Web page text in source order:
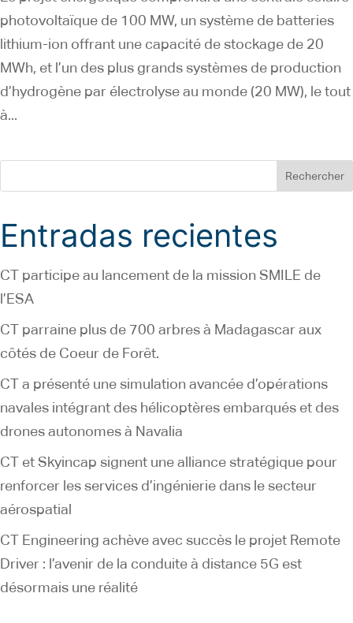
photovoltaïque de 100 MW, un système de batteries
lithium-ion offrant une capacité de stockage de 20
MWh, et l’un des plus grands systèmes de production
d’hydrogène par électrolyse au monde (20 MW), le tout
à...
Rechercher
Entradas recientes
CT participe au lancement de la mission SMILE de
l’ESA
CT parraine plus de 700 arbres à Madagascar aux
côtés de Coeur de Forêt.
CT a présenté une simulation avancée d’opérations
navales intégrant des hélicoptères embarqués et des
drones autonomes à Navalia
CT et Skyincap signent une alliance stratégique pour
renforcer les services d’ingénierie dans le secteur
aérospatial
CT Engineering achève avec succès le projet Remote
Driver : l’avenir de la conduite à distance 5G est
désormais une réalité